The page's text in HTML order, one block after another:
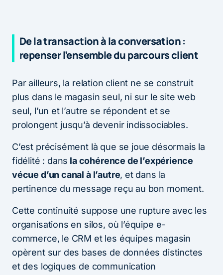
De la transaction à la conversation :
repenser l’ensemble du parcours client
Par ailleurs, la relation client ne se construit
plus dans le magasin seul, ni sur le site web
seul, l’un et l’autre se répondent et se
prolongent jusqu’à devenir indissociables.
C’est précisément là que se joue désormais la
fidélité : dans la cohérence de l’expérience
vécue d’un canal à l’autre, et dans la
pertinence du message reçu au bon moment.
Cette continuité suppose une rupture avec les
organisations en silos, où l’équipe e-
commerce, le CRM et les équipes magasin
opèrent sur des bases de données distinctes
et des logiques de communication